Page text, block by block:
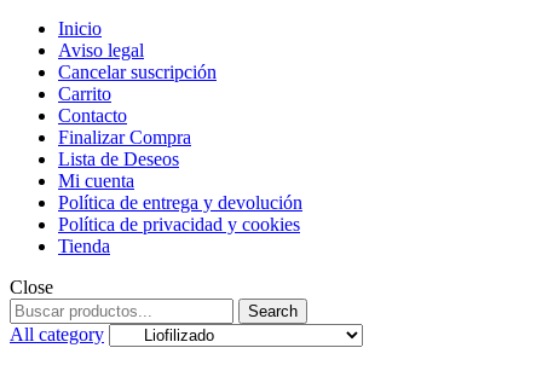
Inicio
Aviso legal
Cancelar suscripción
Carrito
Contacto
Finalizar Compra
Lista de Deseos
Mi cuenta
Política de entrega y devolución
Política de privacidad y cookies
Tienda
Close
Search
for:
Search
All category